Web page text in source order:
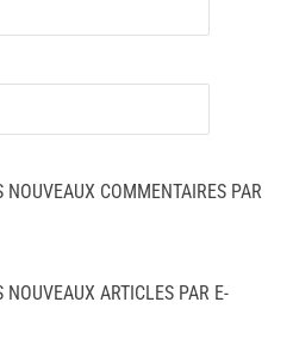
NOUVEAUX COMMENTAIRES PAR
ARTICLES PAR E-